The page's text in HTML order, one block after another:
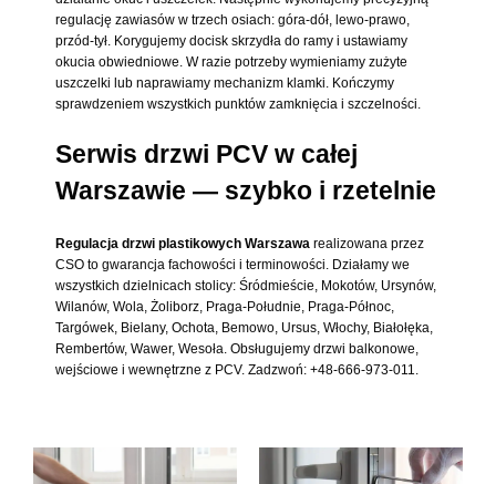
regulację zawiasów w trzech osiach: góra-dół, lewo-prawo,
przód-tył. Korygujemy docisk skrzydła do ramy i ustawiamy
okucia obwiedniowe. W razie potrzeby wymieniamy zużyte
uszczelki lub naprawiamy mechanizm klamki. Kończymy
sprawdzeniem wszystkich punktów zamknięcia i szczelności.
Serwis drzwi PCV w całej
Warszawie — szybko i rzetelnie
Regulacja drzwi plastikowych Warszawa realizowana przez
CSO to gwarancja fachowości i terminowości. Działamy we
wszystkich dzielnicach stolicy: Śródmieście, Mokotów, Ursynów,
Wilanów, Wola, Żoliborz, Praga-Południe, Praga-Północ,
Targówek, Bielany, Ochota, Bemowo, Ursus, Włochy, Białołęka,
Rembertów, Wawer, Wesoła. Obsługujemy drzwi balkonowe,
wejściowe i wewnętrzne z PCV. Zadzwoń: +48-666-973-011.